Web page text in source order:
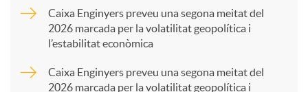
Caixa Enginyers preveu una segona meitat del
2026 marcada per la volatilitat geopolítica i
l’estabilitat econòmica
Caixa Enginyers preveu una segona meitat del
2026 marcada per la volatilitat geopolítica i